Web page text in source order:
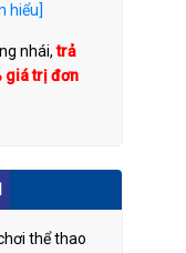
hiểu]
nhái,trả
giá trị đơn
thể thao